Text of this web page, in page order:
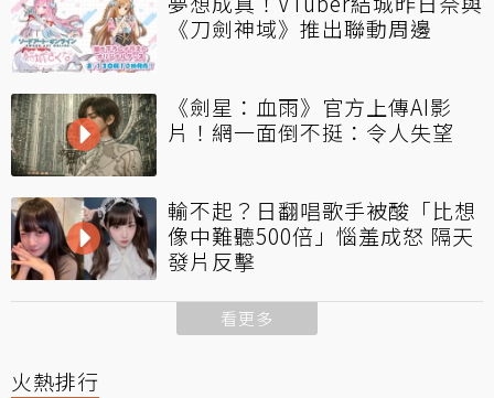
《刀劍神域》推出聯動周邊
《劍星：血雨》官方上傳AI影
片！網一面倒不挺：令人失望
輸不起？日翻唱歌手被酸「比想
像中難聽500倍」惱羞成怒 隔天
發片反擊
看更多
火熱排行